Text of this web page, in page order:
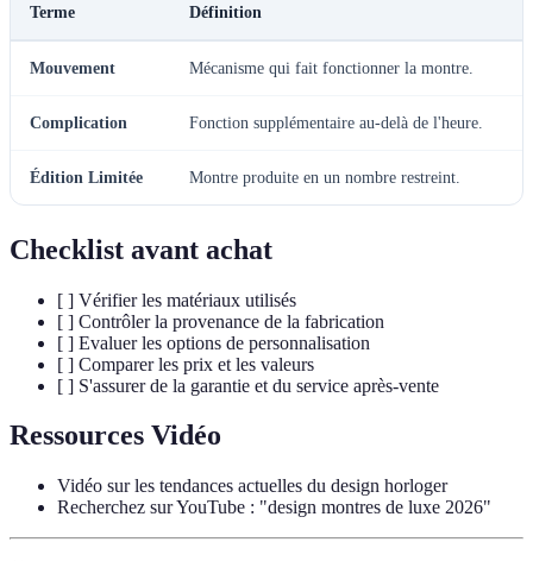
Terme Définition
Mouvement Mécanisme qui fait fonctionner la montre.
Complication Fonction supplémentaire au-delà de l'heure.
Édition Limitée Montre produite en un nombre restreint.
Checklist avant achat
[ ] Vérifier les matériaux utilisés
[ ] Contrôler la provenance de la fabrication
[ ] Evaluer les options de personnalisation
[ ] Comparer les prix et les valeurs
[ ] S'assurer de la garantie et du service après-vente
Ressources Vidéo
Vidéo sur les tendances actuelles du design horloger
Recherchez sur YouTube : "design montres de luxe 2026"